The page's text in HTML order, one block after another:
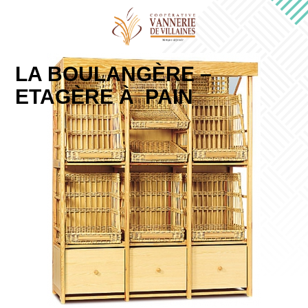
LA BOULANGÈRE –
ETAGÈRE À PAIN